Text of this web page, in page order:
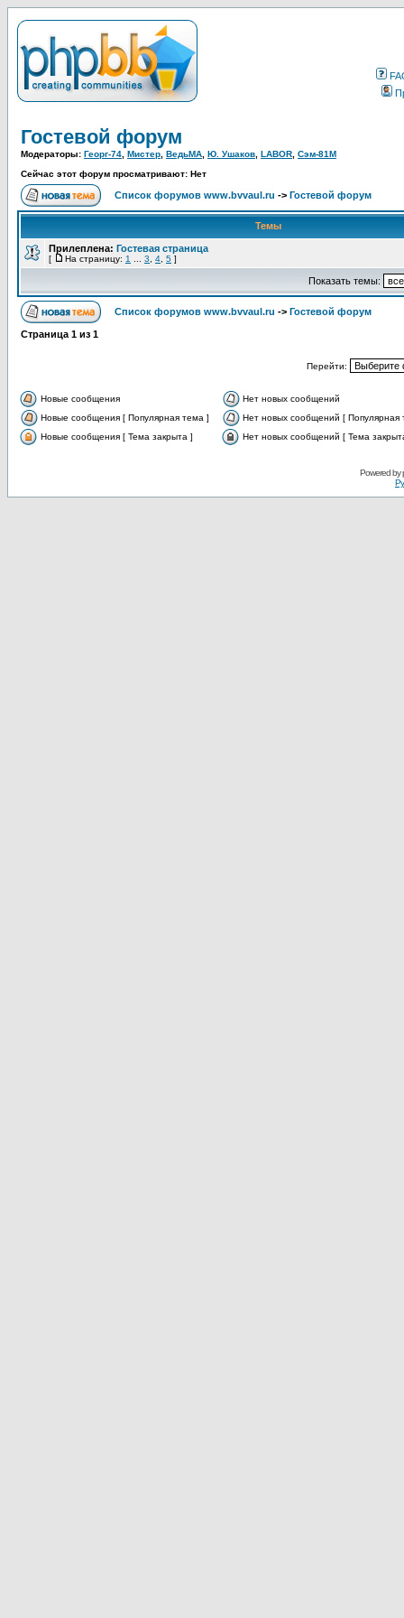
Гостевой форум
Модераторы: Георг-74 Мистер ВедьМА Ю. Ушаков LABOR Сэм-81М
Сейчас этот форум просматривают: Нет
Список форумов www.bvvaul.ru -> Гостевой форум
Темы
Прилеплена: Гостевая страница
[ На страницу: 1 3 4 5 ]
Показать темы:
Список форумов www.bvvaul.ru -> Гостевой форум
Страница 1 из 1
Перейти:
Новые сообщения
Нет новых сообщений
Новые сообщения [ Популярная тема ]
Нет новых сообщений [ Популярная
Новые сообщения [ Тема закрыта ]
Нет новых сообщений [ Тема
Powered by